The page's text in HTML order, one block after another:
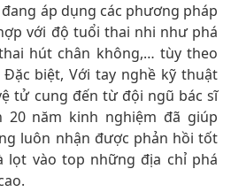
áp dụng các phương pháp
với độ tuổi thai nhi như phá
hút chân không,… tùy theo
biệt, Với tay nghề kỹ thuật
tử cung đến từ đội ngũ bác sĩ
20 năm kinh nghiệm đã giúp
luôn nhận được phản hồi tốt
lọt vào top những địa chỉ phá